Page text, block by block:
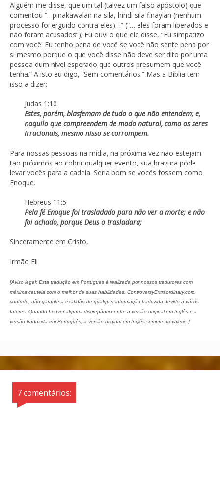
Alguém me disse, que um tal (talvez um falso apóstolo) que
comentou “…pinakawalan na sila, hindi sila finaylan (nenhum
processo foi erguido contra eles)…” (“… eles foram liberados e
não foram acusados”); Eu ouvi o que ele disse, “Eu simpatizo
com você. Eu tenho pena de você se você não sente pena por
si mesmo porque o que você disse não deve ser dito por uma
pessoa dum nível esperado que outros presumem que você
tenha.” A isto eu digo, “Sem comentários.” Mas a Bíblia tem
isso a dizer:
Judas 1:10
Estes, porém, blasfemam de tudo o que não entendem; e,
naquilo que compreendem de modo natural, como os seres
irracionais, mesmo nisso se corrompem.
Para nossas pessoas na mídia, na próxima vez não estejam
tão próximos ao cobrir qualquer evento, sua bravura pode
levar vocês para a cadeia. Seria bom se vocês fossem como
Enoque.
Hebreus 11:5
Pela fé Enoque foi trasladado para não ver a morte; e não
foi achado, porque Deus o trasladara;
Sinceramente em Cristo,
Irmão Eli
[Aviso legal: Esta tradução em Português é realizada por nossos tradutores com
máxima cautela com o melhor de suas habilidades. ControversyExtraordinary.com,
contudo, não garante a exatidão de qualquer informação traduzida devido a vários
fatores. Quando houver alguma discrepância entre a versão original em Inglês e a
versão traduzida em Português, a versão original em Inglês sempre prevalece.]
7 comentários: